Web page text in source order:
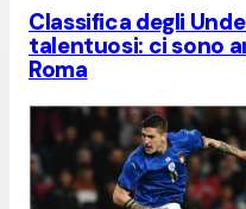
Classifica degli
talentuosi: ci sono
Roma